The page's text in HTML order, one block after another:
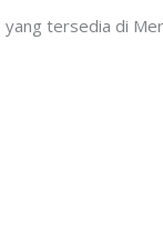
tersedia di